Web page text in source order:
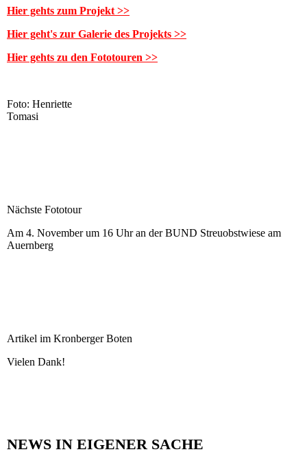
Hier gehts zum Projekt >>
Hier geht's zur Galerie des Projekts >>
Hier gehts zu den Fototouren >>
Foto: Henriette
Tomasi
Nächste Fototour
Am 4. November um 16 Uhr an der BUND Streuobstwiese am
Auernberg
Artikel im Kronberger Boten
Vielen Dank!
NEWS IN EIGENER SACHE